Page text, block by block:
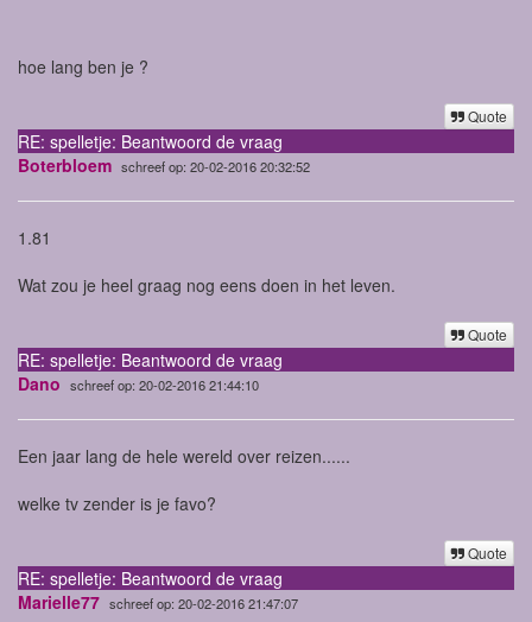
hoe lang ben je ?
Quote
RE: spelletje: Beantwoord de vraag
Boterbloem schreef op: 20-02-2016 20:32:52
1.81
Wat zou je heel graag nog eens doen in het leven.
Quote
RE: spelletje: Beantwoord de vraag
Dano schreef op: 20-02-2016 21:44:10
Een jaar lang de hele wereld over reizen......
welke tv zender is je favo?
Quote
RE: spelletje: Beantwoord de vraag
Marielle77 schreef op: 20-02-2016 21:47:07